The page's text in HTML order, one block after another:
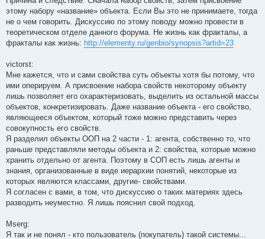
этому набору «название» объекта. Если Вы это не принимаете, тогда
не о чем говорить. Дискуссию по этому поводу можно провести в
теоретическом отделе данного форума. Не жизнь как фракталы, а
фракталы как жизнь: http://elementy.ru/genbio/synopsis?artid=23
victorst:
Мне кажется, что и сами свойства суть объекты хотя бы потому, что
ими оперируем. А присвоение набора свойств некоторому объекту
лишь позволяет его охарактеризовать, выделить из остальной массы
объектов, конкретизировать. Даже название объекта - его свойство,
являющееся объектом, который тоже можно представить через
совокупность его свойств.
Я разделил объекты ООП на 2 части - 1: агента, собственно то, что
раньше представляли методы объекта и 2: свойства, которые можно
хранить отдельно от агента. Поэтому в СОП есть лишь агенты и
знания, организованные в виде иерархии понятий, некоторые из
которых являются классами, другие- свойствами.
Я согласен с вами, в том, что дискуссию о таких материях здесь
разводить неуместно. Я лишь пояснил свой подход.
Mserg:
Я так и не понял - кто пользователь (покупатель) такой системы...